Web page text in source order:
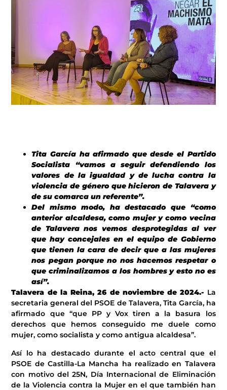
Tita García ha afirmado que desde el Partido
Socialista “vamos a seguir defendiendo los
valores de la igualdad y de lucha contra la
violencia de género que hicieron de Talavera y
de su comarca un referente”.
Del mismo modo, ha destacado que “como
anterior alcaldesa, como mujer y como vecina
de Talavera nos vemos desprotegidas al ver
que hay concejales en el equipo de Gobierno
que tienen la cara de decir que a las mujeres
nos pegan porque no nos hacemos respetar o
que criminalizamos a los hombres y esto no es
así”.
Talavera de la Reina, 26 de noviembrede 2024.- La
secretaria general del PSOE de Talavera, Tita García, ha
afirmado que “que PP y Vox tiren a la basura los
derechos que hemos conseguido me duele como
mujer, como socialista y como antigua alcaldesa”.
Así lo ha destacado durante el acto central que el
PSOE de Castilla-La Mancha ha realizado en Talavera
con motivo del 25N, Día Internacional de Eliminación
de la Violencia contra la Mujer en el que también han